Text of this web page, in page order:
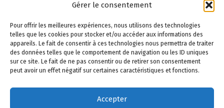
Gérer le consentement
Pour offrir les meilleures expériences, nous utilisons des technologies
telles que les cookies pour stocker et/ou accéder aux informations des
appareils. Le fait de consentir à ces technologies nous permettra de traiter
des données telles que le comportement de navigation ou les ID uniques
sur ce site. Le fait de ne pas consentir ou de retirer son consentement
peut avoir un effet négatif sur certaines caractéristiques et fonctions.
Accepter